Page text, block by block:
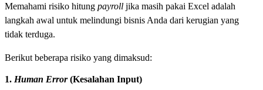
Memahami risiko hitung payroll jika masih pakai Excel adalah
langkah awal untuk melindungi bisnis Anda dari kerugian yang
tidak terduga.
Berikut beberapa risiko yang dimaksud:
1. Human Error(Kesalahan Input)